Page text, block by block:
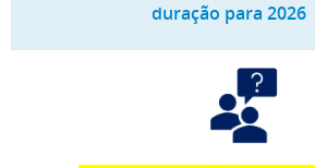
duração para 2026